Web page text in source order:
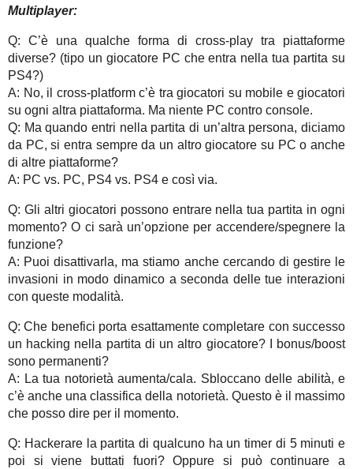
Multiplayer:
Q: C’è una qualche forma di cross-play tra piattaforme
diverse? (tipo un giocatore PC che entra nella tua partita su
PS4?)
A: No, il cross-platform c’è tra giocatori su mobile e giocatori
su ogni altra piattaforma. Ma niente PC contro console.
Q: Ma quando entri nella partita di un’altra persona, diciamo
da PC, si entra sempre da un altro giocatore su PC o anche
di altre piattaforme?
A: PC vs. PC, PS4 vs. PS4 e così via.
Q: Gli altri giocatori possono entrare nella tua partita in ogni
momento? O ci sarà un’opzione per accendere/spegnere la
funzione?
A: Puoi disattivarla, ma stiamo anche cercando di gestire le
invasioni in modo dinamico a seconda delle tue interazioni
con queste modalità.
Q: Che benefici porta esattamente completare con successo
un hacking nella partita di un altro giocatore? I bonus/boost
sono permanenti?
A: La tua notorietà aumenta/cala. Sbloccano delle abilità, e
c’è anche una classifica della notorietà. Questo è il massimo
che posso dire per il momento.
Q: Hackerare la partita di qualcuno ha un timer di 5 minuti e
poi si viene buttati fuori? Oppure si può continuare a